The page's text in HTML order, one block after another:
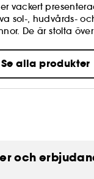
vackert
sol-, hudvårds-
De är stolta
tillverkade i
och fuktgivande
mål att se till att
var som helst
Bali Body är solen i
Se alla produkter
och